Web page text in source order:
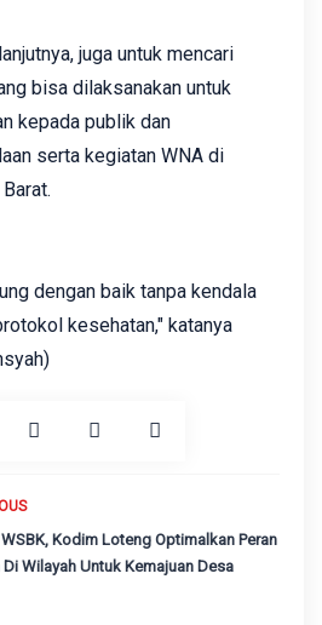
juga untuk mencari
bisa dilaksanakan untuk
kepada publik dan
serta kegiatan WNA di
dengan baik tanpa kendala
kesehatan," katanya
Kodim Loteng Optimalkan Peran
Wilayah Untuk Kemajuan Desa